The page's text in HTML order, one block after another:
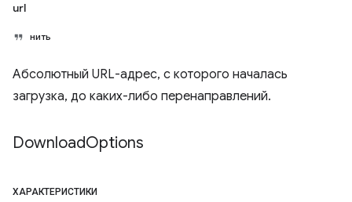
url
нить
Абсолютный URL-адрес, с которого началась
загрузка, до каких-либо перенаправлений.
DownloadOptions
ХАРАКТЕРИСТИКИ